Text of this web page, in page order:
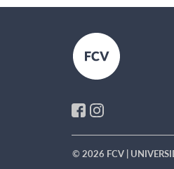
© 2026 FCV |